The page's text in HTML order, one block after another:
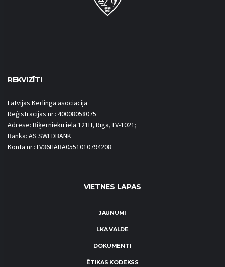
REKVIZĪTI
Latvijas Kērlinga asociācija
Reģistrācijas nr.: 40008058075
Adrese: Biķernieku iela 121H, Rīga, LV-1021;
Banka: AS SWEDBANK
Konta nr.: LV36HABA0551010794208
VIETNES LAPAS
JAUNUMI
LKA VALDE
DOKUMENTI
ĒTIKAS KODEKSS